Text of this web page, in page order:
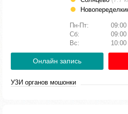
Пн-Пт:
Сб:
Вс:
Онлайн запись
УЗИ органов мошонки